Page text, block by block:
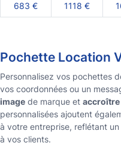
e
t
e
L
o
c
683 € 1118 €
Pochette Location
Personnalisez vos pochettes
vos coordonnées ou un
image de marque et
personnalisées ajoutent
à votre entreprise, reflétant
à vos clients.